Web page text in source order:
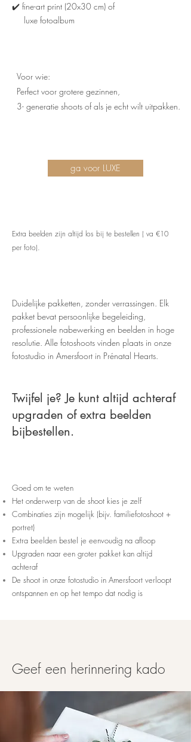
✔️ fine-art print (20x30 cm) of
luxe fotoalbum
Voor wie:
Perfect voor grotere gezinnen,
3- generatie shoots of als je echt wilt uitpakken.
ga voor LUXE
Extra beelden zijn altijd los bij te bestellen ( va €10
per foto).
​​Duidelijke pakketten, zonder verrassingen. Elk
pakket bevat persoonlijke begeleiding,
professionele nabewerking en beelden in hoge
resolutie. Alle fotoshoots vinden plaats in onze
fotostudio in Amersfoort in Prénatal Hearts.
Twijfel je? Je kunt altijd achteraf
upgraden of extra beelden
bijbestellen.
Goed om te weten
Het onderwerp van de shoot kies je zelf
Combinaties zijn mogelijk (bijv. familiefotoshoot +
portret)
Extra beelden bestel je eenvoudig na afloop
Upgraden naar een groter pakket kan altijd
achteraf
De shoot in onze fotostudio in Amersfoort verloopt
ontspannen en op het tempo dat nodig is
Geef een herinnering kado